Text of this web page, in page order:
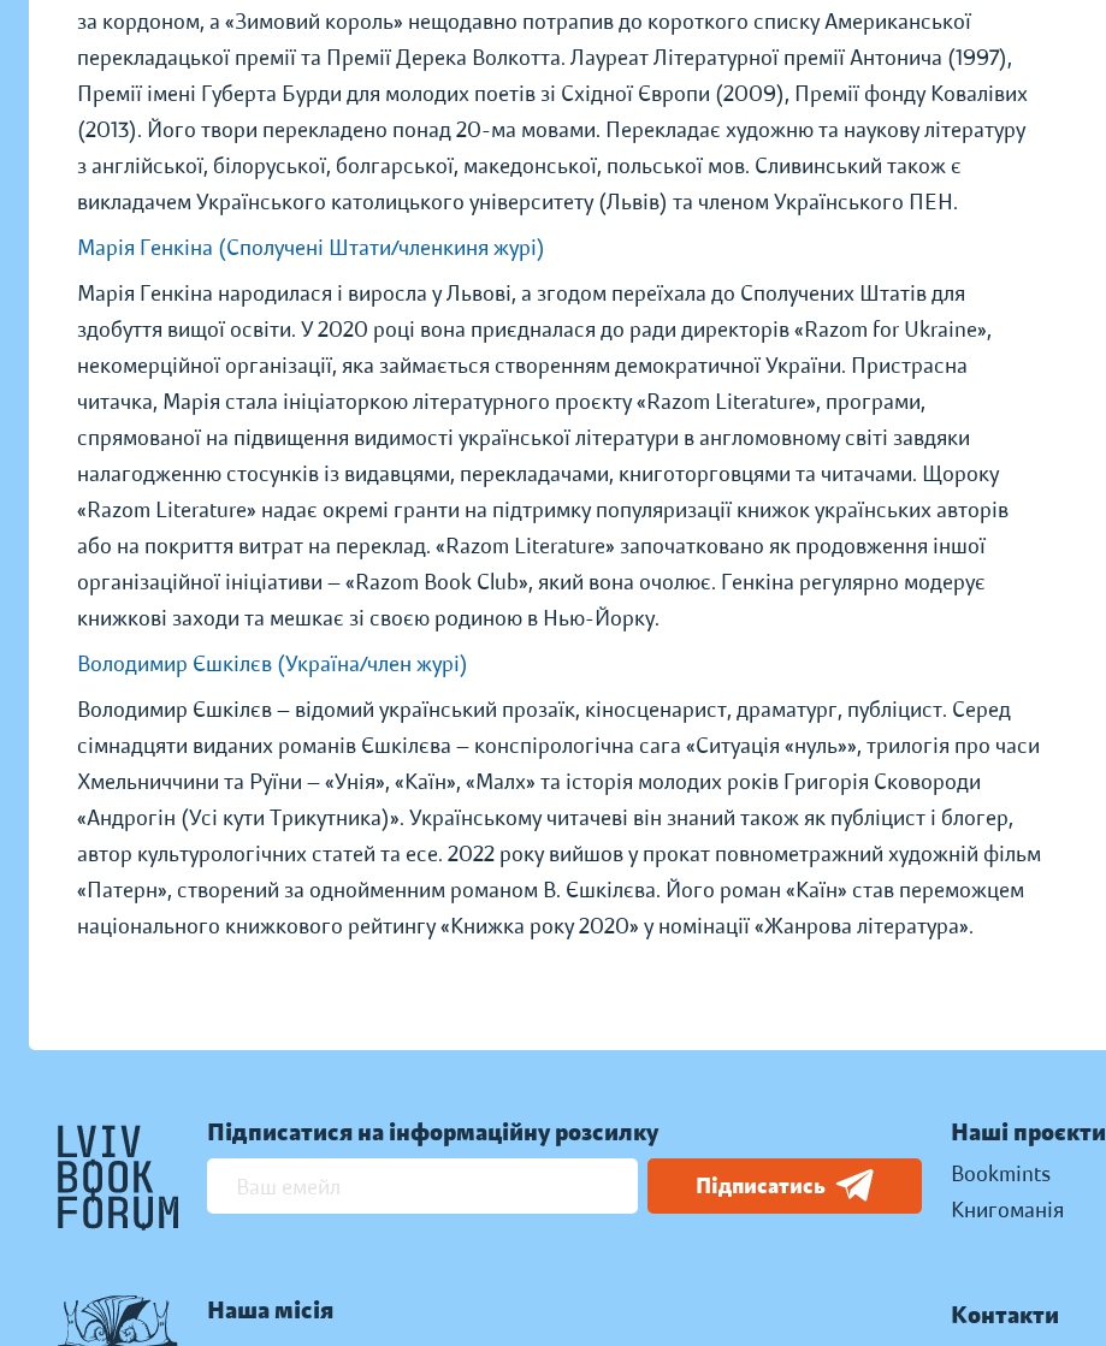
за кордоном, а «Зимовий король» нещодавно потрапив до короткого списку Американської
перекладацької премії та Премії Дерека Волкотта. Лауреат Літературної премії Антонича (1997),
Премії імені Губерта Бурди для молодих поетів зі Східної Європи (2009), Премії фонду Ковалівих
(2013). Його твори перекладено понад 20-ма мовами. Перекладає художню та наукову літературу
з англійської, білоруської, болгарської, македонської, польської мов. Сливинський також є
викладачем Українського католицького університету (Львів) та членом Українського ПЕН.
Марія Генкіна (Сполучені Штати/членкиня журі)
Марія Генкіна народилася і виросла у Львові, а згодом переїхала до Сполучених Штатів для
здобуття вищої освіти. У 2020 році вона приєдналася до ради директорів «Razom for Ukraine»,
некомерційної організації, яка займається створенням демократичної України. Пристрасна
читачка, Марія стала ініціаторкою літературного проєкту «Razom Literature», програми,
спрямованої на підвищення видимості української літератури в англомовному світі завдяки
налагодженню стосунків із видавцями, перекладачами, книготорговцями та читачами. Щороку
«Razom Literature» надає окремі гранти на підтримку популяризації книжок українських авторів
або на покриття витрат на переклад. «Razom Literature» започатковано як продовження іншої
організаційної ініціативи — «Razom Book Club», який вона очолює. Генкіна регулярно модерує
книжкові заходи та мешкає зі своєю родиною в Нью-Йорку.
Володимир Єшкілєв (Україна/член журі)
Володимир Єшкілєв — відомий український прозаїк, кіносценарист, драматург, публіцист. Серед
сімнадцяти виданих романів Єшкілєва — конспірологічна сага «Ситуація «нуль»», трилогія про часи
Хмельниччини та Руїни — «Унія», «Каїн», «Малх» та історія молодих років Григорія Сковороди
«Андрогін (Усі кути Трикутника)». Українському читачеві він знаний також як публіцист і блогер,
автор культурологічних статей та есе. 2022 року вийшов у прокат повнометражний художній фільм
«Патерн», створений за однойменним романом В. Єшкілєва. Його роман «Каїн» став переможцем
національного книжкового рейтингу «Книжка року 2020» у номінації «Жанрова література».
Підписатися на інформаційну розсилку
Підписатись
Наша місія
Наші проєкти
Bookmints
Книгоманія
Контакти